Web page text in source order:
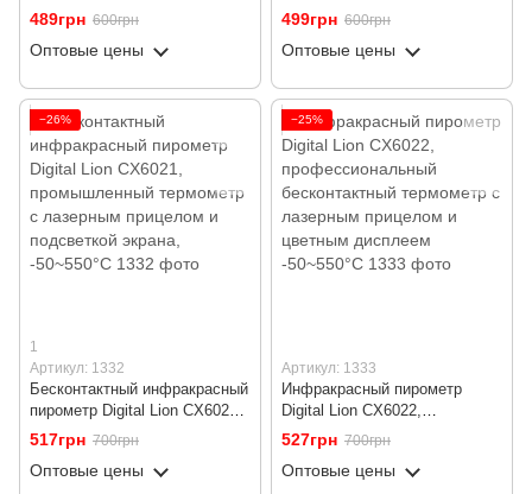
промышленный термометр с
лазерным прицелом и
подсветкой экрана, -50~550°C
489грн 600грн
Оптовые цены
профессиональный
бесконтактный термометр с
лазерным прицелом и
499грн 600грн
Оптовые цены
−26%
1
Артикул: 1332
Бесконтактный инфракрасный
пирометр Digital Lion CX6021,
промышленный термометр с
лазерным прицелом и
подсветкой экрана, -50~550°C
517грн 700грн
Оптовые цены
−25%
Артикул: 1333
Инфракрасный пирометр
Digital Lion CX6022,
профессиональный
бесконтактный термометр с
лазерным прицелом и
527грн 700грн
Оптовые цены